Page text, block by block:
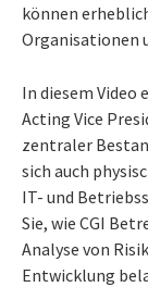
können
Organisationen
In diesem Video
Acting Vice
zentraler
sich auch
IT- und
Sie, wie CGI
Analyse von
Entwicklung